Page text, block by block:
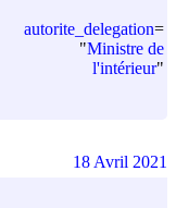
autorite_delegation=
"Ministre de
l'intérieur"
18 Avril 2021